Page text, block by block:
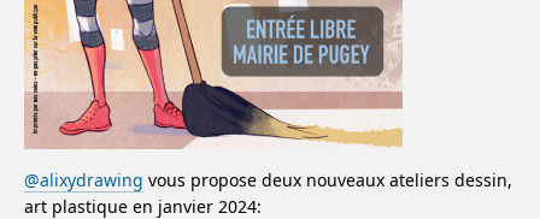
@alixydrawing vous propose deux nouveaux ateliers dessin,
art plastique en janvier 2024: